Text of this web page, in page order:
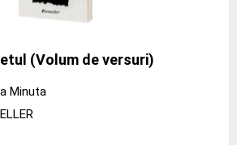
(Volum de versuri)
Minuta